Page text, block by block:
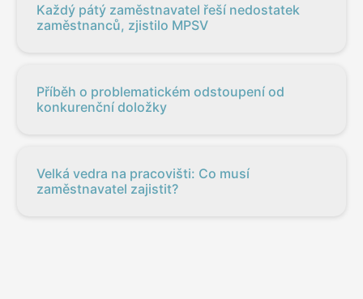
Každý pátý zaměstnavatel řeší nedostatek
zaměstnanců, zjistilo MPSV
Příběh o problematickém odstoupení od
konkurenční doložky
Velká vedra na pracovišti: Co musí
zaměstnavatel zajistit?